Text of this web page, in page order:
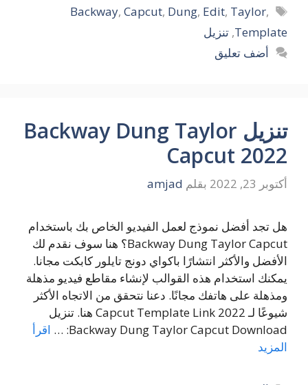
الوسوم
Backway, Capcut, Dung, Edit, Taylor,
Template
, تنزيل
أضف تعليق
تنزيل Backway Dung Taylor
Capcut 2022
أكتوبر 23, 2022 بقلم amjad
هل تجد أفضل نموذج لعمل الفيديو الخاص بك باستخدام
Backway Dung Taylor Capcut؟ هنا سوف نقدم لك
الأفضل والأكثر انتشارًا باكواي دونج تايلور كابكت مجانا.
يمكنك استخدام هذه القوالب لإنشاء مقاطع فيديو مذهلة
ومذهلة على هاتفك مجانًا. دعنا نتحقق من الاتجاه الأكثر
شيوعًا لـ Capcut Template Link 2022 هنا. تنزيل
Backway Dung Taylor Capcut Download: …
اقرأ
المزيد